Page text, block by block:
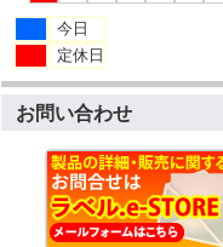
今日
定休日
お問い合わせ